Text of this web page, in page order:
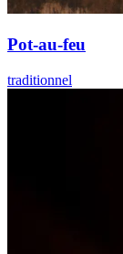
Pot-au-feu
traditionnel